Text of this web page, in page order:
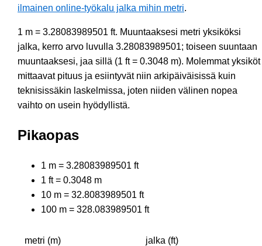
ilmainen online-työkalu jalka mihin metri.
1 m = 3.28083989501 ft. Muuntaaksesi metri yksiköksi
jalka, kerro arvo luvulla 3.28083989501; toiseen suuntaan
muuntaaksesi, jaa sillä (1 ft = 0.3048 m). Molemmat yksiköt
mittaavat pituus ja esiintyvät niin arkipäiväisissä kuin
teknisissäkin laskelmissa, joten niiden välinen nopea
vaihto on usein hyödyllistä.
Pikaopas
1 m = 3.28083989501 ft
1 ft = 0.3048 m
10 m = 32.8083989501 ft
100 m = 328.083989501 ft
metri (m) jalka (ft)